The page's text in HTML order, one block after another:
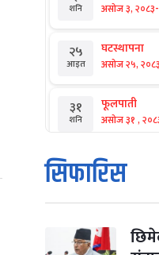
शनि असोज ३, २०८३-
२५
आइत
घटस्थापना
असोज २५, २०८३
३१
शनि
फूलपाती
असोज ३१ ,
१
आइत
कार्तिक
कार्तिक १, २०८३
मंगल कार्तिक ३, २०८३
सिफारिस